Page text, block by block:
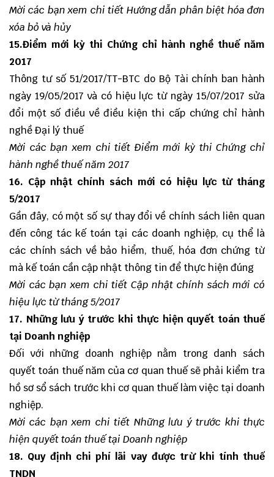
Mời các bạn xem chi tiết Hướng dẫn phân biệt hóa đơn
xóa bỏ và hủy
15.Điểm mới kỳ thi Chứng chỉ hành nghề thuế năm
2017
Thông tư số 51/2017/TT-BTC do Bộ Tài chính ban hành
ngày 19/05/2017 và có hiệu lực từ ngày 15/07/2017 sửa
đổi một số điều về điều kiện thi cấp chứng chỉ hành
nghề Đại lý thuế
Mời các bạn xem chi tiếtĐiểm mới kỳ thi Chứng chỉ
hành nghề thuế năm 2017
16. Cập nhật chính sách mới có hiệu lực từ tháng
5/2017
Gần đây, có một số sự thay đổi về chính sách liên quan
đến công tác kế toán tại các doanh nghiệp, cụ thể là
các chính sách về bảo hiểm, thuế, hóa đơn chứng từ
mà kế toán cần cập nhật thông tin để thực hiện đúng
Mời các bạn xem chi tiết Cập nhật chính sách mới có
hiệu lực từ tháng 5/2017
17. Những lưu ý trước khi thực hiện quyết toán thuế
tại Doanh nghiệp
Đối với những doanh nghiệp nằm trong danh sách
quyết toán thuế năm của cơ quan thuế sẽ phải kiểm tra
hồ sơ sổ sách trước khi cơ quan thuế làm việc tại doanh
nghiệp.
Mời các bạn xem chi tiết Những lưu ý trước khi thực
hiện quyết toán thuế tại Doanh nghiệp
18. Quy định chi phí lãi vay được trừ khi tính thuế
TNDN